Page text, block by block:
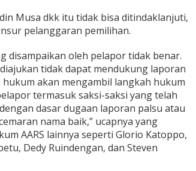
Musa dkk itu tidak bisa ditindaklanjuti,
pelanggaran pemilihan.
disampaikan oleh pelapor tidak benar.
tidak dapat mendukung laporan
akan mengambil langkah hukum
termasuk saksi-saksi yang telah
dasar dugaan laporan palsu atau
nama baik,” ucapnya yang
AARS lainnya seperti Glorio Katoppo,
Dedy Ruindengan, dan Steven